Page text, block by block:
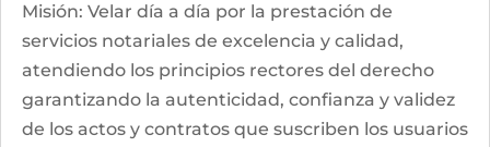
Misión: Velar día a día por la prestación de
servicios notariales de excelencia y calidad,
atendiendo los principios rectores del derecho
garantizando la autenticidad, confianza y validez
de los actos y contratos que suscriben los usuarios